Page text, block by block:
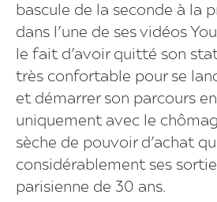
bascule de la seconde à la
dans l’une de ses vidéos
le fait d’avoir quitté son
très confortable pour se
et démarrer son parcours
uniquement avec le
sèche de pouvoir d’achat
considérablement ses
parisienne de 30 ans.